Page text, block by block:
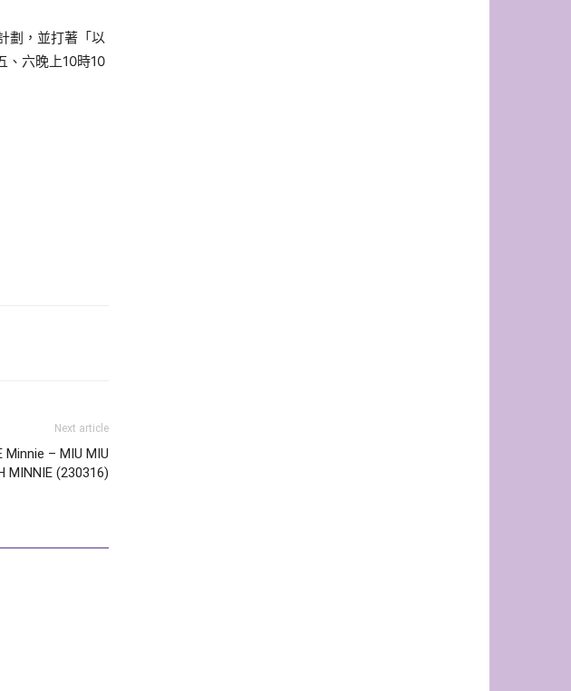
劃，並打著「以
、 六晚上10時10
Next article
Minnie – MIU MIU
MINNIE (230316)